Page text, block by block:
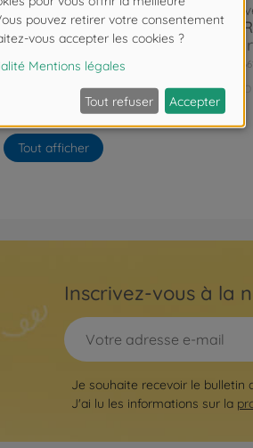
1:10
Archive
01ES)
1:10
TT-
Tout afficher
Inscrivez-vous à la
Je souhaite recevoir le bulletin
J'ai lu les informations sur la